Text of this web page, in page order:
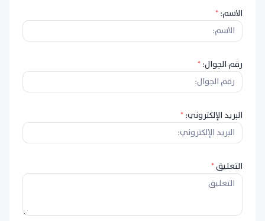
الاسم:*
رقم الجوال:*
البريد الإلكتروني:*
التعليق*